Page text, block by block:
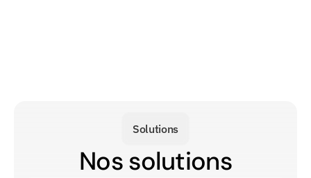
Solutions
Nos solutions